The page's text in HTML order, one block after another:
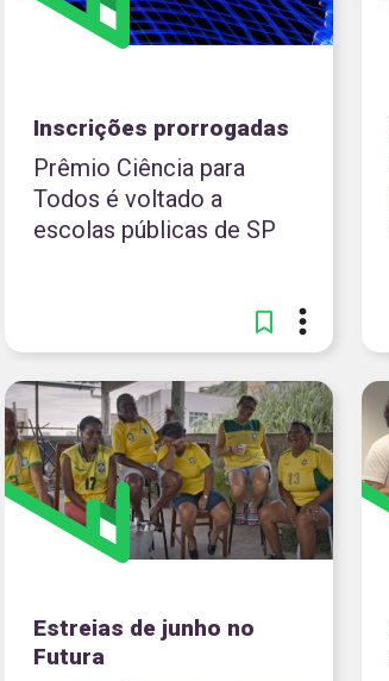
Inscrições prorrogadas
Prêmio Ciência para
Todos é voltado a
escolas públicas de SP
Estreias de junho no
Futura